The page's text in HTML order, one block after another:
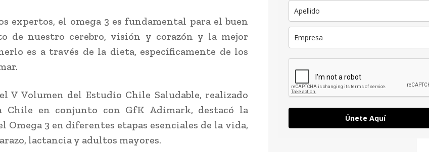
expertos, el omega 3 es fundamental para el buen
de nuestro cerebro, visión y corazón y la mejor
es a través de la dieta, específicamente de los
V Volumen del Estudio Chile Saludable, realizado
Chile en conjunto con GfK Adimark, destacó la
Omega 3 en diferentes etapas esenciales de la vida,
lactancia y adultos mayores.
Únete Aquí